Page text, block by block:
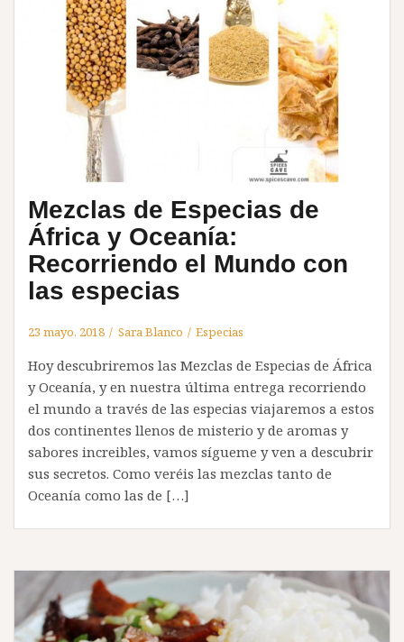
Mezclas de Especias de
África y Oceanía:
Recorriendo el Mundo con
las especias
23 mayo, 2018 Sara Blanco Especias
Hoy descubriremos las Mezclas de Especias de África
y Oceanía, y en nuestra última entrega recorriendo
el mundo a través de las especias viajaremos a estos
dos continentes llenos de misterio y de aromas y
sabores increibles, vamos sígueme y ven a descubrir
sus secretos. Como veréis las mezclas tanto de
Oceanía como las de […]